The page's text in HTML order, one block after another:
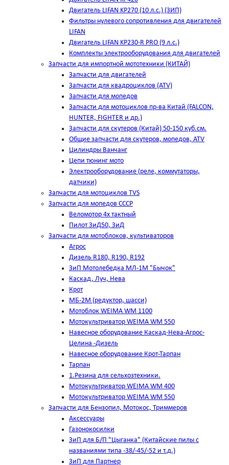
Двигатель LIFAN KP270 (10 л.с.) (ЗИП)
Фильтры нулевого сопротивления для двигателей
LIFAN
Двигатель LIFAN KP230-R PRO (9 л.с.)
Комплекты электрооборудования для двигателей
Запчасти для импортной мототехники (КИТАЙ)
Запчасти для двигателей
Запчасти для квадроциклов (ATV)
Запчасти для мопедов
Запчасти для мотоциклов пр-ва Китай (FALCON,
HUNTER, FIGHTER и др.)
Запчасти для скутеров (Китай) 50-150 куб.см.
Общие запчасти для скутеров, мопедов, ATV
Цилиндры Ванчанг
Цепи тюнинг мото
Электрооборудование (реле, коммутаторы,
датчики)
Запчасти для мотоциклов TVS
Запчасти для мопедов СССР
Веломотор 4х тактный
Пилот ЗиД50, ЗиД
Запчасти для мотоблоков, культиваторов
Агрос
Дизель R180, R190, R192
ЗиП Мотолебедка МЛ-1М "Бычок"
Каскад, Луч, Нева
Крот
МБ-2М (редуктор, шасси)
Мотоблок WEIMA WM 1100
Мотокультриватор WEIMA WM 550
Навесное оборудование Каскад-Нева-Агрос-
Целина -Дизель
Навесное оборудование Крот-Тарпан
Тарпан
1.Резина для сельхозтехники.
Мотокультриватор WEIMA WM 400
Мотокультриватор WEIMA WM 550
Запчасти для Бензопил, Мотокос, Триммеров
Аксессуары
Газонокосилки
ЗиП для Б/П "Цыганка" (Китайские пилы с
названиями типа -38/-45/-52 и т.д.)
ЗиП для Партнер